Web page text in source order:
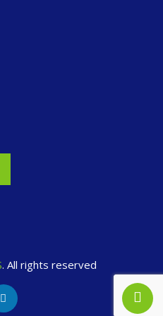
. All rights reserved